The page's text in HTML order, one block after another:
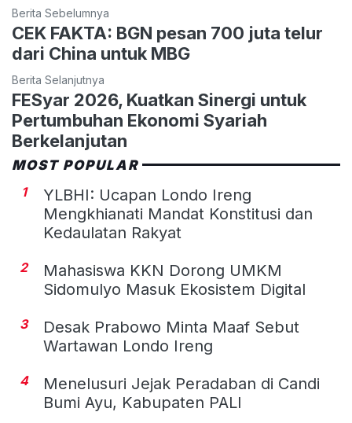
Berita Sebelumnya
CEK FAKTA: BGN pesan 700 juta telur
dari China untuk MBG
Berita Selanjutnya
FESyar 2026, Kuatkan Sinergi untuk
Pertumbuhan Ekonomi Syariah
Berkelanjutan
MOST POPULAR
1
YLBHI: Ucapan Londo Ireng
Mengkhianati Mandat Konstitusi dan
Kedaulatan Rakyat
2
Mahasiswa KKN Dorong UMKM
Sidomulyo Masuk Ekosistem Digital
3
Desak Prabowo Minta Maaf Sebut
Wartawan Londo Ireng
4
Menelusuri Jejak Peradaban di Candi
Bumi Ayu, Kabupaten PALI